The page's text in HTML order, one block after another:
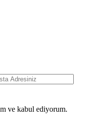
ve kabul ediyorum.